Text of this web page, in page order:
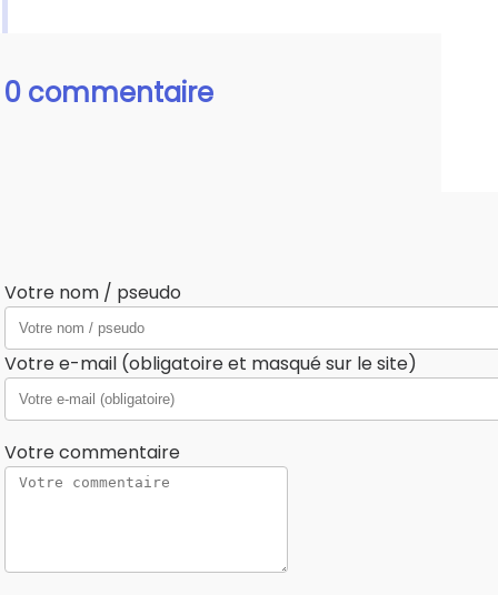
0 commentaire
Votre nom / pseudo
Votre e-mail (obligatoire et masqué sur le site)
Votre commentaire